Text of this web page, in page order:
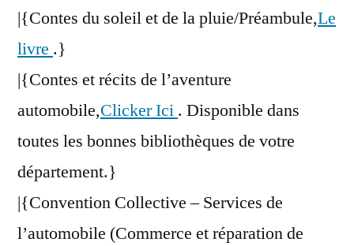
|{Contes du soleil et de la pluie/Préambule,Le
livre .}
|{Contes et récits de l’aventure
automobile,Clicker Ici . Disponible dans
toutes les bonnes bibliothèques de votre
département.}
|{Convention Collective – Services de
l’automobile (Commerce et réparation de